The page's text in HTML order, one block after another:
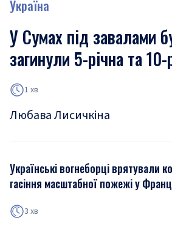
Україна
У Сумах під завалами
загинули 5-річна та 10-
1 хв
Любава Лисичкіна
Українські вогнеборці врятували
гасіння масштабної пожежі у
3 хв